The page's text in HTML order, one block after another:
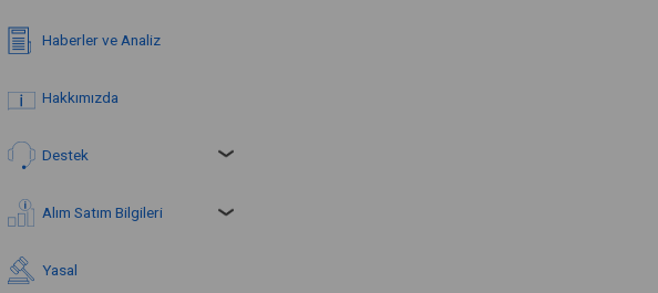
Haberler ve Analiz
Hakkımızda
Destek
Alım Satım Bilgileri
Yasal